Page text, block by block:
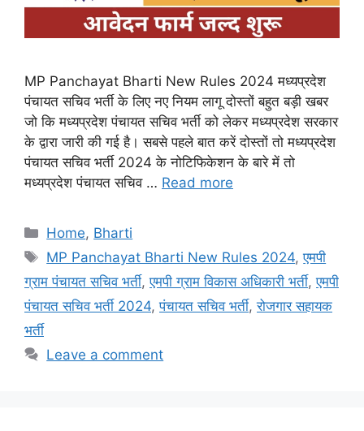
MP Panchayat Bharti New Rules 2024 मध्यप्रदेश
पंचायत सचिव भर्ती के लिए नए नियम लागू दोस्तों बहुत बड़ी खबर
जो कि मध्यप्रदेश पंचायत सचिव भर्ती को लेकर मध्यप्रदेश सरकार
के द्वारा जारी की गई है। सबसे पहले बात करें दोस्तों तो मध्यप्रदेश
पंचायत सचिव भर्ती 2024 के नोटिफिकेशन के बारे में तो
मध्यप्रदेश पंचायत सचिव … Read more
Categories
Home, Bharti
Tags
MP Panchayat Bharti New Rules 2024,एमपी
ग्राम पंचायत सचिव भर्ती,एमपी ग्राम विकास अधिकारी भर्ती,एमपी
पंचायत सचिव भर्ती 2024,पंचायत सचिव भर्ती,रोजगार सहायक
भर्ती
Leave a comment